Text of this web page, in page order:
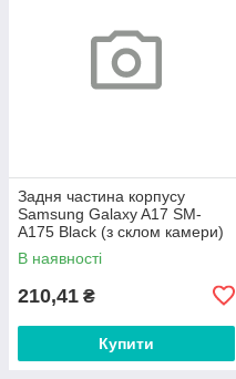
Задня частина корпусу
Samsung Galaxy A17 SM-
A175 Black (з склом камери)
В наявності
210,41 ₴
Купити